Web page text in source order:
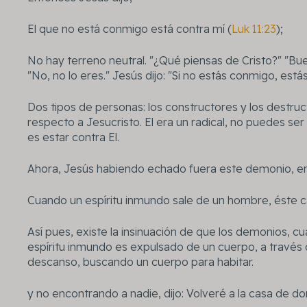
El que no está conmigo está contra mí (Luk 11:23);
No hay terreno neutral. "¿Qué piensas de Cristo?"
"No, no lo eres." Jesús dijo: "Si no estás conmigo,
Dos tipos de personas: los constructores y los
respecto a Jesucristo. El era un radical, no puedes
es estar contra El.
Ahora, Jesús habiendo echado fuera este demonio,
Cuando un espíritu inmundo sale de un hombre, éste
Así pues, existe la insinuación de que los demonios,
espíritu inmundo es expulsado de un cuerpo, a
descanso, buscando un cuerpo para habitar.
y no encontrando a nadie, dijo: Volveré a la casa de